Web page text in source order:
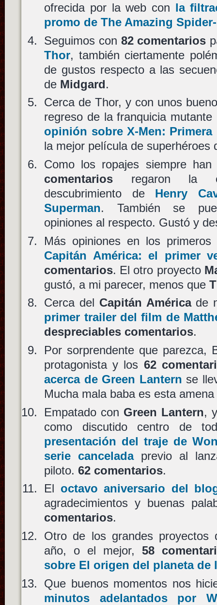
ofrecida por la web con la
promo de The Amazing
Seguimos con 82 comentarios
Thor, también ciertamente
de gustos respecto a las
de Midgard.
Cerca de Thor, y con unos
regreso de la franquicia
opinión sobre X-Men: Primera
la mejor película de superhéroes
Como los ropajes siempre
comentarios regaron la
descubrimiento de Henry
Superman. También se
opiniones al respecto. Gustó y
Más opiniones en los
Capitán América: el primer
comentarios. El otro proyecto
gustó, a mi parecer, menos que
Cerca del Capitán Américade
primer trailer del film de
despreciables comentarios.
Por sorprendente que parezca,
protagonista y los 62
acerca de Green Lantern se
Mucha mala baba es esta
Empatado con Green Lantern,
como discutido centro de
presentación del traje de
serie canceladaprevio al
piloto. 62 comentarios.
El octavo aniversario del
agradecimientos y buenas
comentarios.
Otro de los grandes proyectos
año, o el mejor,58
sobre El origen del planeta de
Que buenos momentos nos
minutos adelantados por